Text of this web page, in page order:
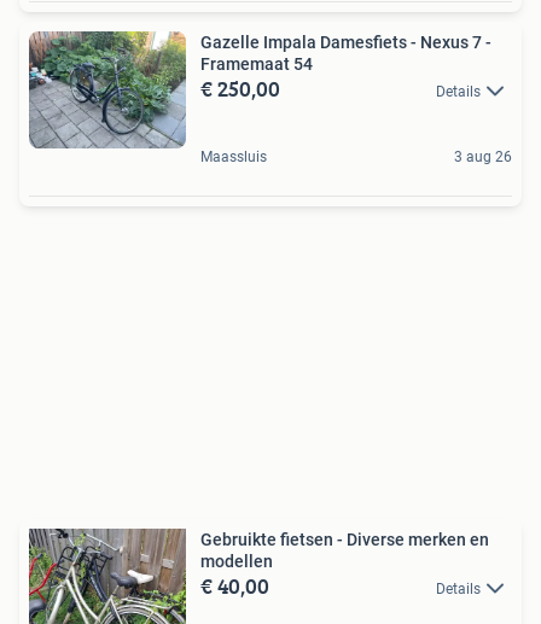
Gazelle Impala Damesfiets - Nexus 7 -
Framemaat 54
€ 250,00 Details
Maassluis 3 aug 26
Gebruikte fietsen - Diverse merken en
modellen
€ 40,00 Details